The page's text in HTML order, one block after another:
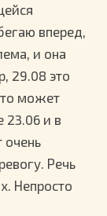
вперед,
и она
29.08 это
может
23.06 и в
очень
Речь
Непросто